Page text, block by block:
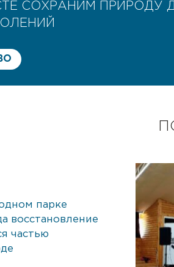
СОХРАНИМ ПРИРОДУ
парке
восстановление
частью